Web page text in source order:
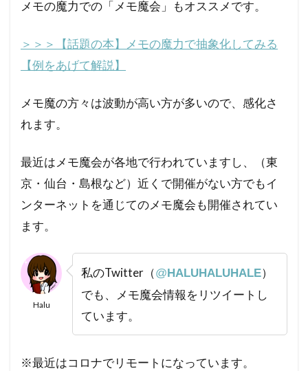
メモの魔力での「メモ魔会」もオススメです。
＞＞＞【話題の本】メモの魔力で抽象化してみる
【例をあげて解説】
メモ魔の方々は波動が高い方が多いので、感化さ
れます。
最近はメモ魔会が各地で行われていますし、（東
京・仙台・島根など）近くで開催がない方でもイ
ンターネットを通じてのメモ魔会も開催されてい
ます。
Halu
私のTwitter（@ HALUHALUHALE）
でも、メモ魔会情報をリツイートし
ています。
※最近はコロナでリモートになっています。